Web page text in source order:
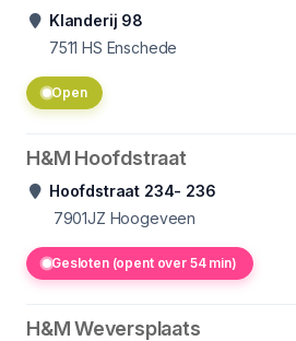
Klanderij 98
7511 HS Enschede
Open
H&M Hoofdstraat
Hoofdstraat 234- 236
7901JZ Hoogeveen
Gesloten (opent over 54 min)
H&M Weversplaats